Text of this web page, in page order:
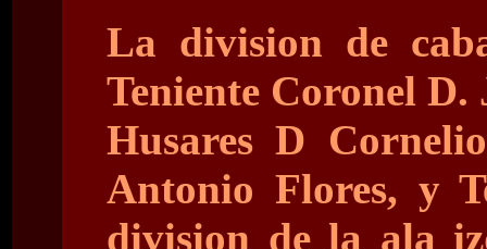
La division de
Teniente Coronel D.
Husares D
Antonio Flores, y
division de la ala